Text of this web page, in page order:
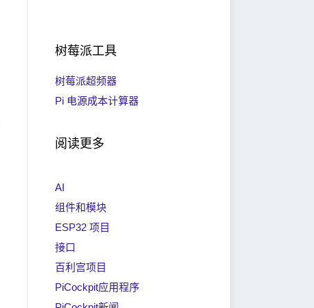
树莓派工具
树莓派超频器
Pi 电源成本计算器
阅读更多
AI
组件和模块
ESP32 项目
接口
百利宫项目
PiCockpit应用程序